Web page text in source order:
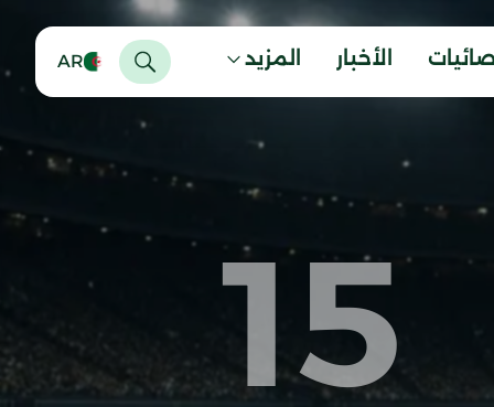
الأخبار المزيد AR
15